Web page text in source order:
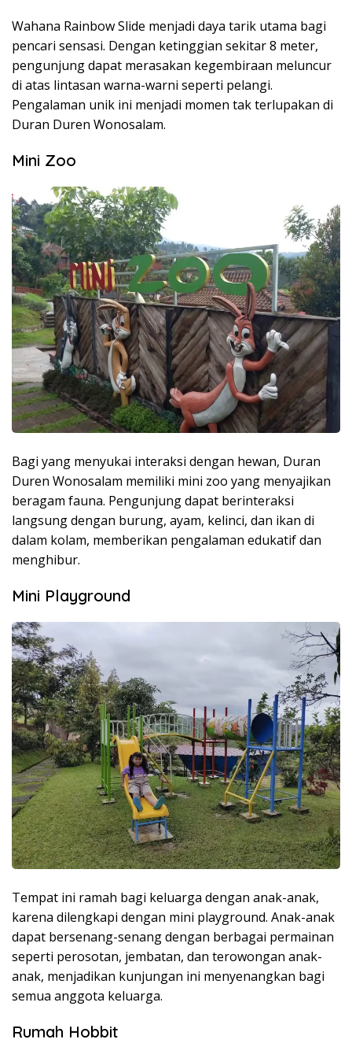
Wahana Rainbow Slide menjadi daya tarik utama bagi
pencari sensasi. Dengan ketinggian sekitar 8 meter,
pengunjung dapat merasakan kegembiraan meluncur
di atas lintasan warna-warni seperti pelangi.
Pengalaman unik ini menjadi momen tak terlupakan di
Duran Duren Wonosalam.
Mini Zoo
Bagi yang menyukai interaksi dengan hewan, Duran
Duren Wonosalam memiliki mini zoo yang menyajikan
beragam fauna. Pengunjung dapat berinteraksi
langsung dengan burung, ayam, kelinci, dan ikan di
dalam kolam, memberikan pengalaman edukatif dan
menghibur.
Mini Playground
Tempat ini ramah bagi keluarga dengan anak-anak,
karena dilengkapi dengan mini playground. Anak-anak
dapat bersenang-senang dengan berbagai permainan
seperti perosotan, jembatan, dan terowongan anak-
anak, menjadikan kunjungan ini menyenangkan bagi
semua anggota keluarga.
Rumah Hobbit